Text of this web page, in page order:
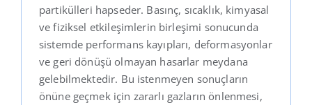
partikülleri hapseder. Basınç, sıcaklık, kimyasal
ve fiziksel etkileşimlerin birleşimi sonucunda
sistemde performans kayıpları, deformasyonlar
ve geri dönüşü olmayan hasarlar meydana
gelebilmektedir. Bu istenmeyen sonuçların
önüne geçmek için zararlı gazların önlenmesi,